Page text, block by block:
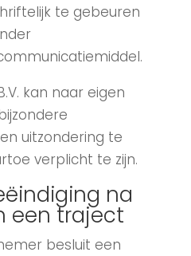
te gebeuren
kan naar eigen
uitzondering te
verplicht te zijn.
na
een traject
besluit een